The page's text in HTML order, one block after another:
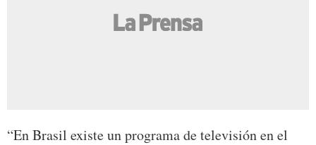
“En Brasil existe un programa de televisión en el